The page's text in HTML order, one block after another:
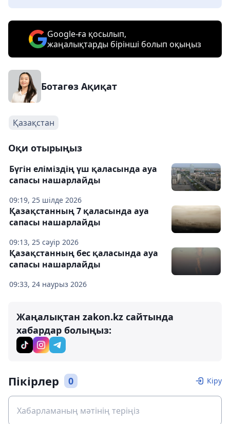
Google-ға қосылып,
жаңалықтарды бірінші болып оқыңыз
Ботагөз Ақиқат
Қазақстан
Оқи отырыңыз
09:19, 25 шілде 2026
Бүгін еліміздің үш қаласында ауа
сапасы нашарлайды
09:13, 25 сәуір 2026
Қазақстанның 7 қаласында ауа
сапасы нашарлайды
09:33, 24 наурыз 2026
Қазақстанның бес қаласында ауа
сапасы нашарлайды
Жаңалықтан zakon.kz сайтында
хабардар болыңыз:
Пікірлер 0 Кіру